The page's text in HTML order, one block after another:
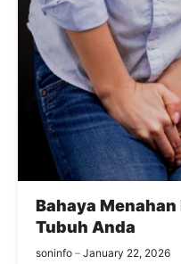
Bahaya
Tubuh Anda
soninfo January 22, 2026